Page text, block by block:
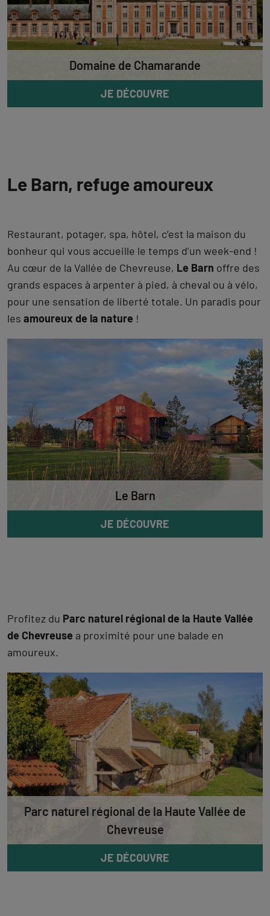
Domaine de Chamarande
JE DÉCOUVRE
Le Barn, refuge amoureux
Restaurant, potager, spa, hôtel, c’est la maison du
bonheur qui vous accueille le temps d’un week-end !
Au cœur de la Vallée de Chevreuse, Le Barn offre des
grands espaces à arpenter à pied, à cheval ou à vélo,
pour une sensation de liberté totale. Un paradis pour
les amoureux de la nature !
Le Barn
JE DÉCOUVRE
Profitez du Parc naturel régional de la Haute Vallée
de Chevreuse a proximité pour une balade en
amoureux.
Parc naturel régional de la Haute Vallée de
Chevreuse
JE DÉCOUVRE